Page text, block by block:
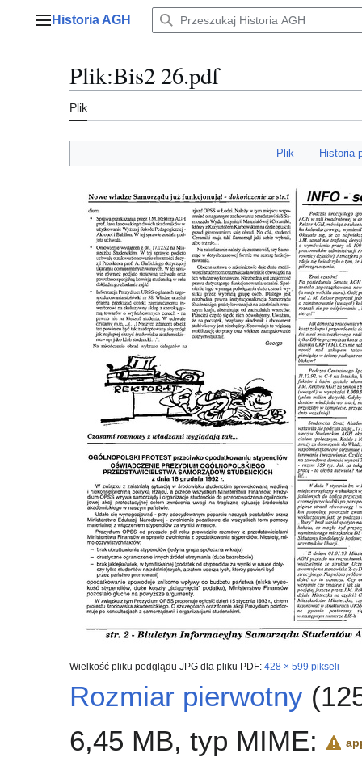
Menu główne
Historia AGH
Plik:Bis2 26.pdf
Plik
Plik Historia
Wielkość pliku podglądu JPG dla pliku PDF: 428 × 599 pikseli
Rozmiar pierwotny
6,45 MB, typ MIME: